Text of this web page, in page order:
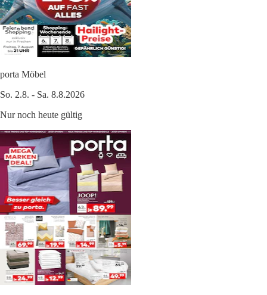
porta Möbel
So. 2.8. - Sa. 8.8.2026
Nur noch heute gültig